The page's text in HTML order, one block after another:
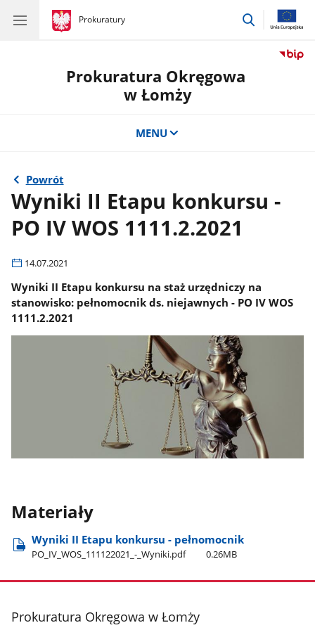
gov.pl
Prokuratury
gov.pl
Prokuratury
przejdź
Prokuratura Okręgowa
w Łomży
MENU
Powrót
Wyniki II Etapu konkursu -
PO IV WOS 1111.2.2021
14.07.2021
Wyniki II Etapu konkursu na staż urzędniczy na
stanowisko: pełnomocnik ds. niejawnych - PO IV WOS
1111.2.2021
Materiały
Wyniki II Etapu konkursu - pełnomocnik
PO​_IV​_WOS​_111122021​_-​_Wyniki.pdf 0.26MB
stopka
Prokuratura Okręgowa w Łomży